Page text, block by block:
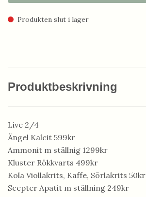
Produkten slut i lager
Produktbeskrivning
Live 2/4
Ängel Kalcit 599kr
Ammonit m ställnig 1299kr
Kluster Rökkvarts 499kr
Kola Viollakrits, Kaffe, Sörlakrits 50kr
Scepter Apatit m ställning 249kr